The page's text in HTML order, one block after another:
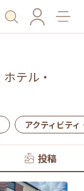
ホテル・
アクティビティ
投稿